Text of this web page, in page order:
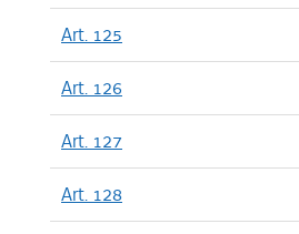
Art. 125
Art. 126
Art. 127
Art. 128